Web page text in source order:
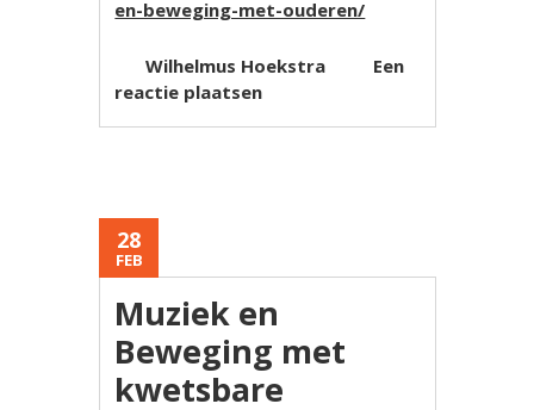
en-beweging-met-ouderen/
Wilhelmus Hoekstra
Een
reactie plaatsen
28
FEB
Muziek en
Beweging met
kwetsbare